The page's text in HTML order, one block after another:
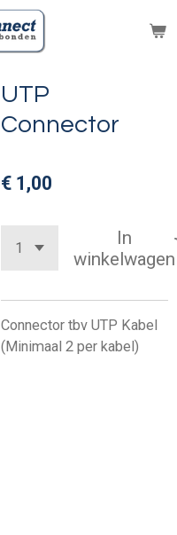
UTP
Connector
€ 1,00
In
winkelwagen
Connector tbv UTP Kabel
(Minimaal 2 per kabel)